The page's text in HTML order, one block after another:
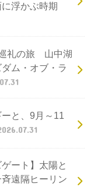
浮かぶ時期
礼の旅 山中湖
ム・オブ・ラ
と、9月～11
ート】太陽と
遠隔ヒーリン